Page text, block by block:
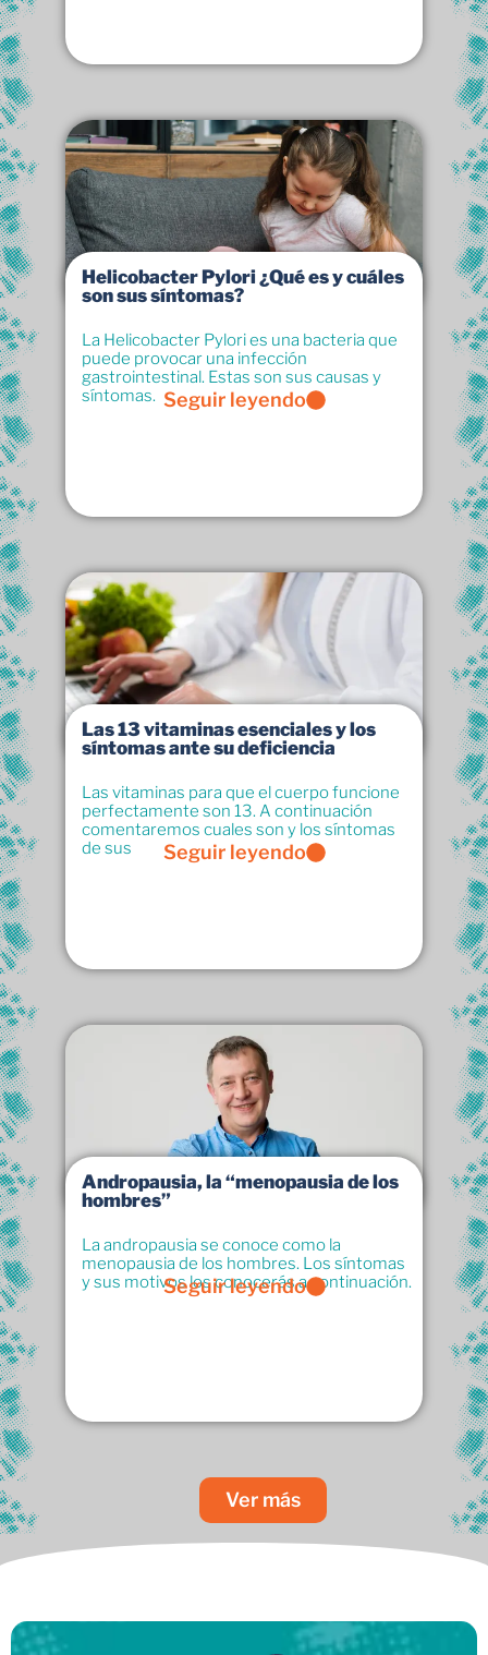
Helicobacter Pylori ¿Qué es y cuáles
son sus síntomas?
La Helicobacter Pylori es una bacteria que
puede provocar una infección
gastrointestinal. Estas son sus causas y
síntomas. Seguir leyendo
Las 13 vitaminas esenciales y los
síntomas ante su deficiencia
Las vitaminas para que el cuerpo funcione
perfectamente son 13. A continuación
comentaremos cuales son y los síntomas
de sus
Seguir leyendo
Andropausia, la “menopausia de los
hombres”
La andropausia se conoce como la
menopausia de los hombres. Los síntomas
y sus motivos los conocerás a continuación.
Seguir leyendo
Ver más